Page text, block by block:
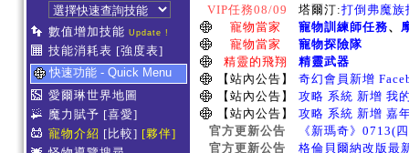
數值增加技能 Update !
技能消耗表 [強度表]
快速功能 - Quick Menu
愛爾琳世界地圖
魔力賦予 [喜愛]
寵物介紹 [比較] [夥伴]
VIP任務08/09
塔爾汀:打倒弗魔
寵物當家
寵物訓練師任務、
寵物當家
寵物探險隊
精靈的飛翔
精靈武器
【站內公告】
奇幻會員新增
【站內公告】
攻略 系統 新增 我
【站內公告】
攻略 系統 新增 嘉
官方更新公告
《新瑪奇》0713(
官方更新公告
格倫貝爾納改版最